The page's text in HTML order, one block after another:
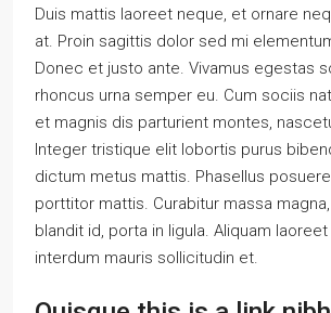
Duis mattis laoreet neque, et ornare
at. Proin sagittis dolor sed mi
Donec et justo ante. Vivamus egestas
rhoncus urna semper eu. Cum sociis
et magnis dis parturient montes,
Integer tristique elit lobortis purus
dictum metus mattis. Phasellus
porttitor mattis. Curabitur massa
blandit id, porta in ligula. Aliquam
interdum mauris sollicitudin et.